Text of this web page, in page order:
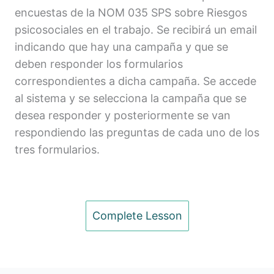
Aprobar Vacaciones y Ausencias
Aprobar Tiempo Extra
Consulta de Activos en Préstamo
Formularios de Teletrabajo NOM-037
Consulta de Documentos de la empresa
encuestas de la NOM 035 SPS sobre Riesgos
psicosociales en el trabajo. Se recibirá un email
indicando que hay una campaña y que se
deben responder los formularios
correspondientes a dicha campaña. Se accede
al sistema y se selecciona la campaña que se
desea responder y posteriormente se van
respondiendo las preguntas de cada uno de los
tres formularios.
Complete Lesson